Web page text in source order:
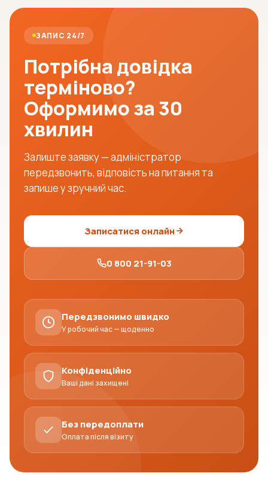
ЗАПИС 24/7
Потрібна довідка
терміново?
Оформимо за 30
хвилин
Залиште заявку — адміністратор
передзвонить, відповість на питання та
запише у зручний час.
Записатися онлайн
0 800 21-91-03
Передзвонимо швидко
У робочий час — щоденно
Конфіденційно
Ваші дані захищені
Без передоплати
Оплата після візиту